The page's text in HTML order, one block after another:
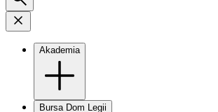
Akademia
Bursa Dom Legii